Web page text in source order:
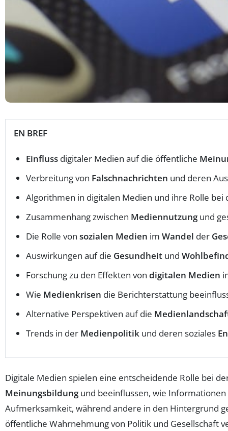
EN BREF
Einfluss digitaler Medien auf die öffentliche
Verbreitung von Falschnachrichten und deren
Algorithmen in digitalen Medien und ihre Rolle bei
Zusammenhang zwischen Mediennutzungund
Die Rolle von sozialen Medien im Wandel der
Auswirkungen auf die Gesundheit und
Forschung zu den Effekten von digitalen Medien
Wie Medienkrisen die Berichterstattung
Alternative Perspektiven auf die
Trends in der Medienpolitik und deren soziales
Digitale Medien spielen eine entscheidende Rolle bei
Meinungsbildungund beeinflussen, wie
Aufmerksamkeit, während andere in den Hintergrund
öffentliche Wahrnehmung von Politik und Gesellschaft